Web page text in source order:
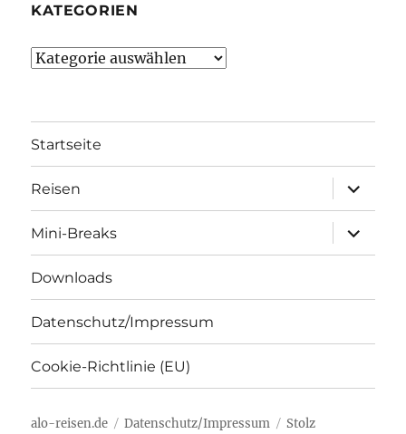
KATEGORIEN
Kategorien
Startseite
Reisen
öffnen
Mini-Breaks
öffnen
Downloads
Datenschutz/Impressum
Cookie-Richtlinie (EU)
alo-reisen.de Datenschutz/Impressum Stolz